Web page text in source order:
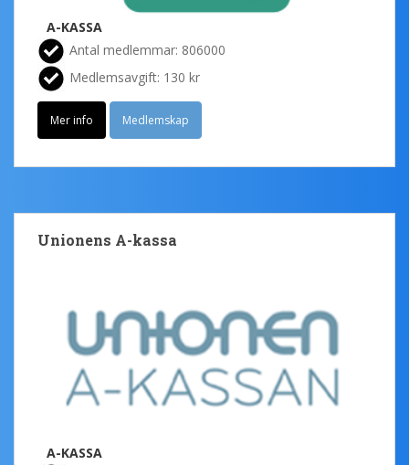
A-KASSA
Antal medlemmar: 806000
Medlemsavgift: 130 kr
Mer info Medlemskap
Unionens A-kassa
A-KASSA